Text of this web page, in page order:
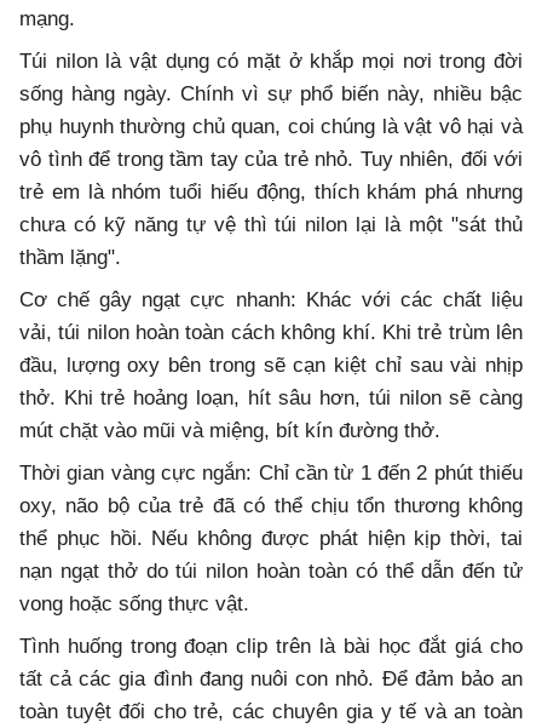
mạng.
Túi nilon là vật dụng có mặt ở khắp mọi nơi trong đời
sống hàng ngày. Chính vì sự phổ biến này, nhiều bậc
phụ huynh thường chủ quan, coi chúng là vật vô hại và
vô tình để trong tầm tay của trẻ nhỏ. Tuy nhiên, đối với
trẻ em là nhóm tuổi hiếu động, thích khám phá nhưng
chưa có kỹ năng tự vệ thì túi nilon lại là một "sát thủ
thầm lặng".
Cơ chế gây ngạt cực nhanh: Khác với các chất liệu
vải, túi nilon hoàn toàn cách không khí. Khi trẻ trùm lên
đầu, lượng oxy bên trong sẽ cạn kiệt chỉ sau vài nhịp
thở. Khi trẻ hoảng loạn, hít sâu hơn, túi nilon sẽ càng
mút chặt vào mũi và miệng, bít kín đường thở.
Thời gian vàng cực ngắn: Chỉ cần từ 1 đến 2 phút thiếu
oxy, não bộ của trẻ đã có thể chịu tổn thương không
thể phục hồi. Nếu không được phát hiện kịp thời, tai
nạn ngạt thở do túi nilon hoàn toàn có thể dẫn đến tử
vong hoặc sống thực vật.
Tình huống trong đoạn clip trên là bài học đắt giá cho
tất cả các gia đình đang nuôi con nhỏ. Để đảm bảo an
toàn tuyệt đối cho trẻ, các chuyên gia y tế và an toàn